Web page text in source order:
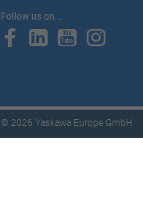
Follow us on...
© 2026 Yaskawa Europe GmbH